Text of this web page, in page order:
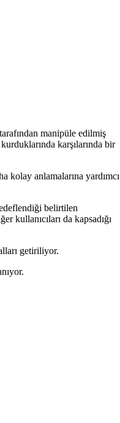
manipüle edilmiş
karşılarında bir
kolay anlamalarına yardımcı
belirtilen
kullanıcıları da kapsadığı
getiriliyor.